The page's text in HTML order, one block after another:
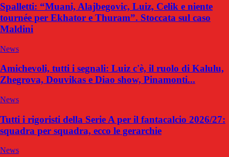
Spalletti: “Muani, Alajbegovic, Luiz, Celik e niente
tournée per Ekhator e Thuram”. Stoccata sul caso
Maldini
News
Amichevoli, tutti i segnali: Luiz c'è, il ruolo di Kalulu,
Zhegrova, Douvikas e Diao show, Pinamonti...
News
Tutti i rigoristi della Serie A per il fantacalcio 2026/27:
squadra per squadra, ecco le gerarchie
News